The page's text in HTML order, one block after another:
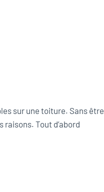
sur une toiture. Sans être
Tout d’abord